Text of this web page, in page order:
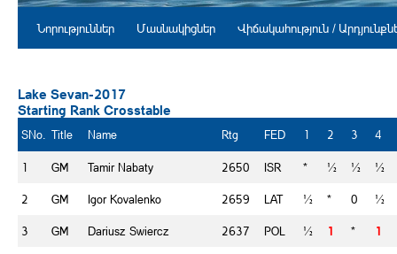
Վիճակահություն /
Մասնակիցներ
Նորություններ
Lake Sevan-2017
Starting Rank Crosstable
SNo. Title Name Rtg FED 1 2 3 4
1 GM Tamir Nabaty 2650 ISR * ½ ½ ½
2 GM Igor Kovalenko 2659 LAT ½ * 0 ½
3 GM Dariusz Swiercz 2637 POL ½ 1 * 1